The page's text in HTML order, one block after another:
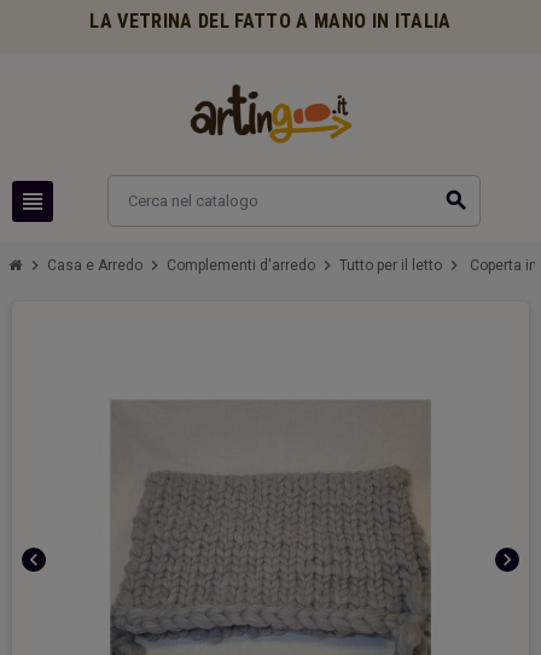
LA VETRINA DEL FATTO A MANO IN ITALIA
view_headline search
chevron_right Casa e Arredo chevron_right Complementi d'arredo chevron_right Tutto per il letto chevron_right Coperta
chevron_left chevron_right